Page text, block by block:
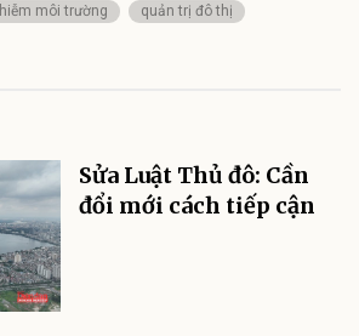
môi trường
quản trị đô thị
Sửa Luật Thủ đô: Cần
đổi mới cách tiếp cận